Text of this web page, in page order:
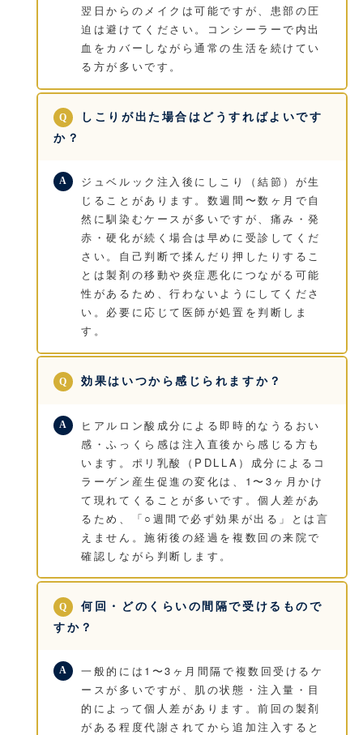
翌日からのメイクは可能ですが、患部の圧
迫は避けてください。コンシーラーで内出
血をカバーしながら通常の生活を続けてい
る方が多いです。
しこりが出た場合はどうすればよいです
か？
ジュベルック注入後にしこり（結節）が生
じることがあります。数週間〜数ヶ月で自
然に馴染むケースが多いですが、痛み・発
赤・硬化が続く場合は早めに受診してくだ
さい。自己判断で揉んだり押したりするこ
とは製剤の移動や炎症悪化につながる可能
性があるため、行わないようにしてくださ
い。必要に応じて医師が処置を判断しま
す。
効果はいつから感じられますか？
ヒアルロン酸成分による即時的なうるおい
感・ふっくら感は注入直後から感じる方も
います。ポリ乳酸（PDLLA）成分によるコ
ラーゲン産生促進の変化は、1〜3ヶ月かけ
て現れてくることが多いです。個人差があ
るため、「○週間で必ず効果が出る」とは言
えません。施術後の経過を複数回の来院で
確認しながら判断します。
何回・どのくらいの間隔で受けるもので
すか？
一般的には1〜3ヶ月間隔で複数回受けるケ
ースが多いですが、肌の状態・注入量・目
的によって個人差があります。前回の製剤
がある程度代謝されてから追加注入すると